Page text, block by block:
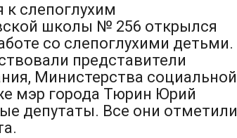
слепоглухим
школы № 256 открылся
со слепоглухими детьми.
представители
Министерства социальной
мэр города Тюрин Юрий
депутаты. Все они отметили